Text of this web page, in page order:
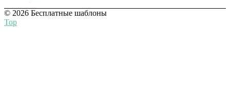
© 2026 Бесплатные шаблоны
Top